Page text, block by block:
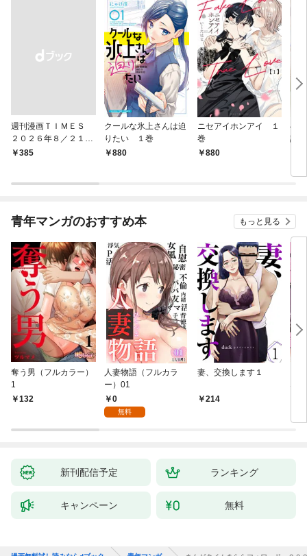
週刊漫画ＴＩＭＥＳ
２０２６年８／２１・
２８合併号
￥385
クールな氷上さんは迫
りたい １巻
880
ニセアイホンアイ １
巻
880
へ
話
青年マンガのおすすめ本 もっと見る
奪う男（フルカラー）
1
132
人妻物語（フルカラ
ー）01
0
無料
妻、交換します１
214
な
新刊配信予定 ランキング
キャンペーン 無料